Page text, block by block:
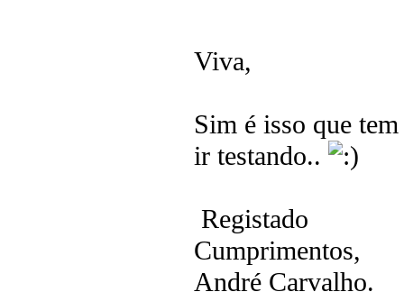
Viva,
Sim é isso que
ir testando..
Registado
Cumprimentos,
André Carvalho.